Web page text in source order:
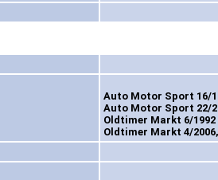
Auto Motor Sport 16/
Auto Motor Sport 22/
Oldtimer Markt 6/1992
Oldtimer Markt 4/